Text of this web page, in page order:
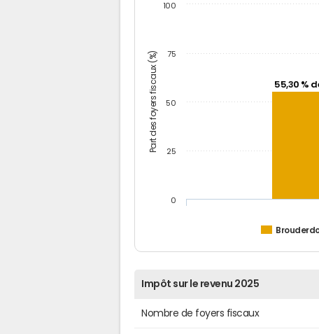
Part des foyers fiscaux (%)
55,30 %
0
25
50
75
100
Impôt sur le revenu 2025
Nombre de foyers fiscaux